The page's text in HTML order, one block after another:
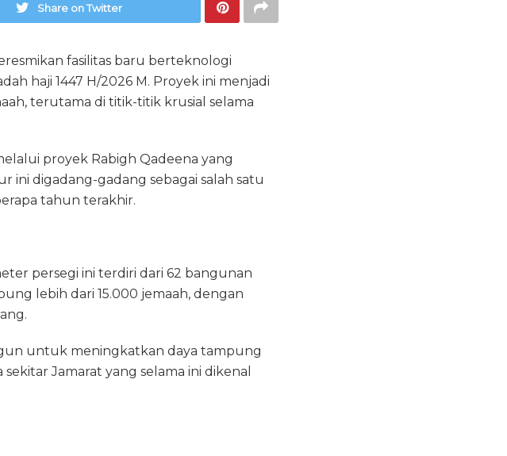
Share on Twitter
fasilitas baru berteknologi
haji 1447 H/2026 M. Proyek ini menjadi
terutama di titik-titik krusial selama
proyek Rabigh Qadeena yang
ini digadang-gadang sebagai salah satu
tahun terakhir.
persegi ini terdiri dari 62 bangunan
lebih dari 15.000 jemaah, dengan
untuk meningkatkan daya tampung
sekitarJamarat yang selama ini dikenal